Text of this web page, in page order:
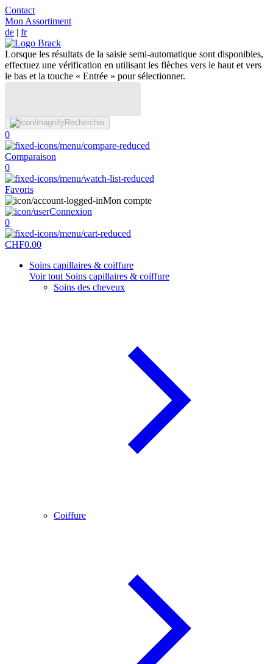
Contact
Mon Assortiment
de | fr
Lorsque les résultats de la saisie semi-automatique sont disponibles,
effectuez une vérification en utilisant les flèches vers le haut et vers
le bas et la touche « Entrée » pour sélectionner.
Rechercher
0
Comparaison
0
Favoris
Mon compte
Connexion
0
CHF0.00
Soins capillaires & coiffure
Voir tout Soins capillaires & coiffure
Soins des cheveux
Coiffure